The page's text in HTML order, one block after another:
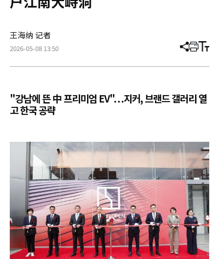
王海纳 记者
2026-05-08 13:50 分
章
打 调
小
"강남에 뜬 中 프리미엄 EV"…지커, 브랜드 갤러리 열
고 한국 공략